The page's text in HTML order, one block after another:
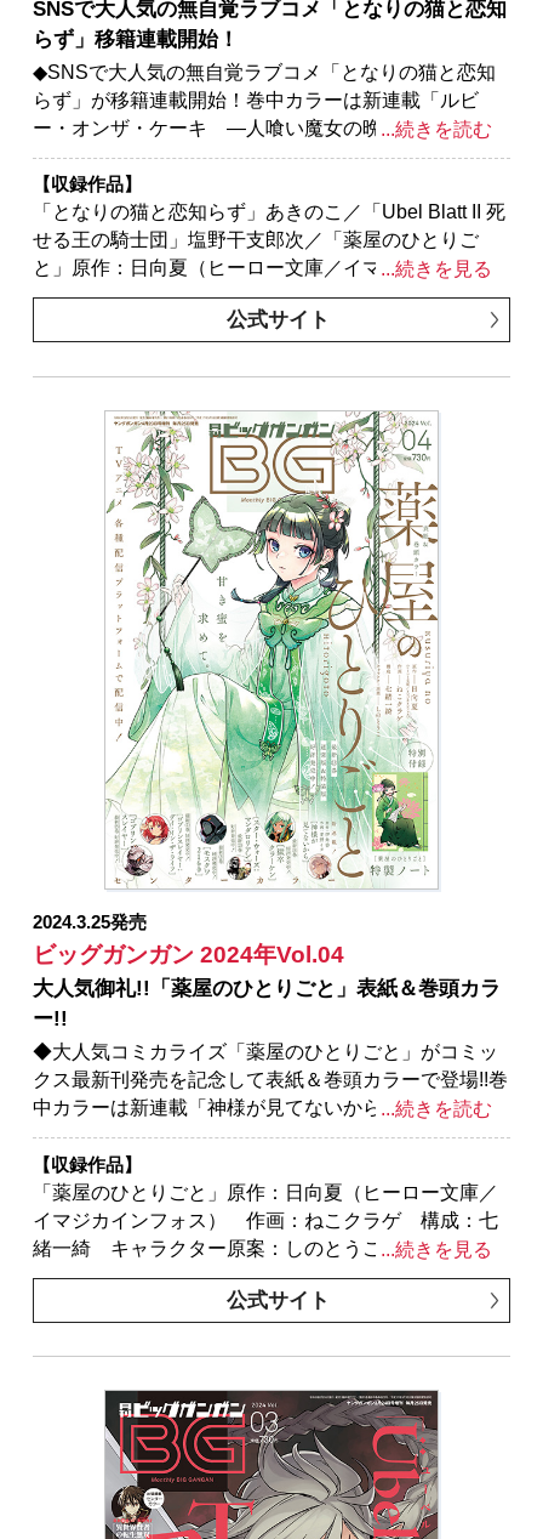
は転生者。」原作：松浦（カドカワBOOKS） 作画：
大堀ユタカ キャラクター原案：keepout／「千剣の魔
術師と呼ばれた剣士」原作：高光晶（角川スニーカー
文庫／KADOKAWA刊） キャラクター原案：Gilse
作画：黒須恵麻／「スター・ウォーズ：マンダロリア
ズニー・カンパニー 漫画：大沢祐輔
SNSで大人気の無自覚ラブコメ「となりの猫と恋知
らず」移籍連載開始！
◆SNSで大人気の無自覚ラブコメ「となりの猫と恋知
らず」が移籍連載開始！巻中カラーは新連載「ルビ
ー・オンザ・ケーキ ―人喰い魔女の晩餐会―」ほか
「咲-Saki-」スピンオフシリーズ「シノハユ the dawn
of age」「怜-Toki-」の全３作品!!
※紙で発行した雑誌と、掲載内容が一部異なる場合が
ございます。特別付録はついておりません。またプレ
ゼント、アンケートなどへの応募はできません。
※表紙は紙で発行した雑誌と同一のものです。
...続きを読む
【収録作品】
「となりの猫と恋知らず」あきのこ／「Ubel Blatt II 死
せる王の騎士団」塩野干支郎次／「薬屋のひとりご
と」原作：日向夏（ヒーロー文庫／イマジカインフォ
ス） 作画：ねこクラゲ 構成：七緒一綺 キャラク
ター原案：しのとうこ／「スター・ウォーズ：マンダ
ト・ディズニー・カンパニー 漫画：大沢祐輔／「ル
ビー・オンザ・ケーキ ―人喰い魔女の晩餐会―」森
永ミキ／「ロクレイ -天成市りんね区役所第六感部助霊
課活動記-」地主／「スーパーの裏でヤニ吸うふたり」
地主／「俺の彼女が淫魔になっていた件」あおむし／
「神様が見てないから」原作：伊角香 作画：麦野イ
ヌ／「ハイスコアガール DASH」押切蓮介／「シノハ
ユ」原作：小林立 作画：五十嵐あぐり／「獄卒クラ
ーケン」原作：タカヒロ 作画：戸流ケイ／「ゴブリ
ンスレイヤー：デイ・イン・ザ・ライフ」原作：蝸牛
くも(GA文庫/SBクリエイティブ刊) 作画：マツセダ
イチ キャラクター原案：神奈月昇／「ひきこまり吸
血姫の悶々」原作：小林湖底（GA文庫／SBクリエイ
ティブ刊） キャラクター原案・漫画：りいちゅ／
「怜-Toki-」原案：小林立 漫画：めきめき／「結婚指
輪物語」めいびい／「モスクワ2160」原作：蝸牛くも
(GA文庫/SBクリエイティブ刊) 作画：関根光太郎
キャラクター原案：神奈月昇／「父は英雄、母は精
霊、娘の私は転生者。」原作：松浦（カドカワ
BOOKS） 作画：大堀ユタカ キャラクター原案：
keepout／「お伽の匣のレト」著者：三部けい 助言・
協力：一般社団法人 阿寒アイヌコンサルン／「俺よ
り弱いやつに会いに行く」押切蓮介
...続きを見る
公式サイト
2024.3.25発売
ビッグガンガン 2024年Vol.04
大人気御礼!!「薬屋のひとりごと」表紙＆巻頭カラ
ー!!
◆大人気コミカライズ「薬屋のひとりごと」がコミッ
クス最新刊発売を記念して表紙＆巻頭カラーで登場!!巻
中カラーは新連載「神様が見てないから」ほか「ゴブ
リンスレイヤー」「ゴブリンスレイヤー：デイ・イ
ン・ザ・ライフ」「モスクワ2160」「獄卒クラーケ
ン」「スター･ウォーズ:マンダロリアン」全６作品!!
※紙で発行した雑誌と、掲載内容が一部異なる場合が
ございます。特別付録はついておりません。またプレ
ゼント、アンケートなどへの応募はできません。
※表紙は紙で発行した雑誌と同一のものです。
...続きを読む
【収録作品】
「薬屋のひとりごと」原作：日向夏（ヒーロー文庫／
イマジカインフォス） 作画：ねこクラゲ 構成：七
緒一綺 キャラクター原案：しのとうこ／「結婚指輪
物語」めいびい／「Ubel Blatt II 死せる王の騎士団」塩
野干支郎次／「神様が見てないから」原作：伊角香
地主／「父は英雄、母は精霊、娘の私は転生者。」原
作：松浦（カドカワBOOKS） 作画：大堀ユタカ キ
ャラクター原案：keepout／「ゴブリンスレイヤー」原
作：蝸牛くも（GA文庫／ＳＢクリエイティブ刊） 作
画：黒瀬浩介 キャラクター原案：神奈月昇／「恋は
大人になってから」鈴木マナツ／「BADON」オノ・ナ
ツメ／「ゴブリンスレイヤー：デイ・イン・ザ・ライ
...続きを見る
公式サイト